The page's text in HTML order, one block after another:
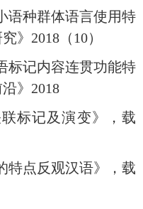
语种群体语言使用特
》2018（10）
标记内容连贯功能特
》2018
标记及演变》，载
特点反观汉语》，载